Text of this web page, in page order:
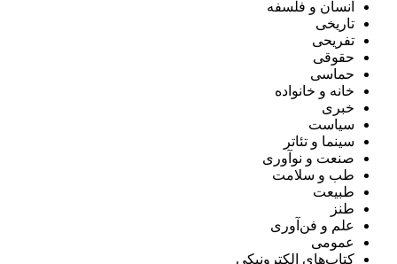
انسان و فلسفه
تاریخی
تفریحی
حقوقی
حماسی
خانه و خانواده
خبری
سیاست
سینما و تئاتر
صنعت و نوآوری
طب و سلامت
طبیعت
طنز
علم و فن‌آوری
عمومی
کتاب‌های الکترونیکی